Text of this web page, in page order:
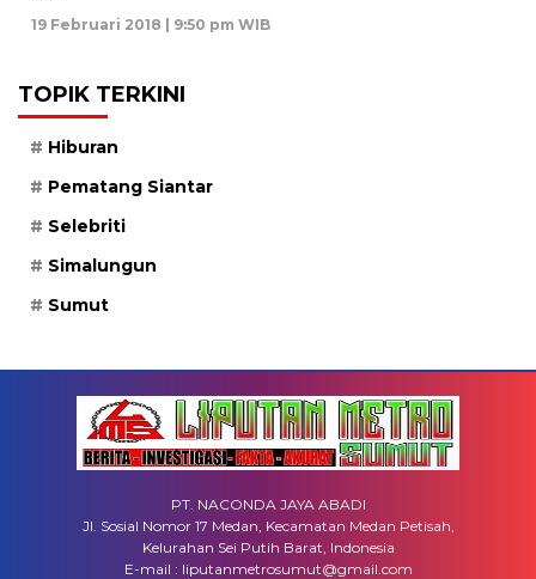
19 Februari 2018 | 9:50 pm WIB
TOPIK TERKINI
Hiburan
Pematang Siantar
Selebriti
Simalungun
Sumut
PT. NACONDA JAYA ABADI
Jl. Sosial Nomor 17 Medan, Kecamatan Medan Petisah,
Kelurahan Sei Putih Barat, Indonesia
E-mail : liputanmetrosumut@gmail.com